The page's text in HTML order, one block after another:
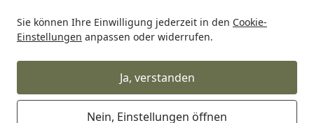
Sie können Ihre Einwilligung jederzeit in den Cookie-
Einstellungen anpassen oder widerrufen.
Ja, verstanden
Nein, Einstellungen öffnen
Startseite
Pontec Teichbau Teichfolie
Pontec Teichfolie
Ihre Artikelübersicht